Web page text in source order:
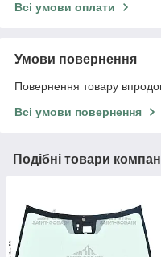
Всі умови оплати
Умови повернення
Повернення товару
Всі умови повернення
Подібні товари